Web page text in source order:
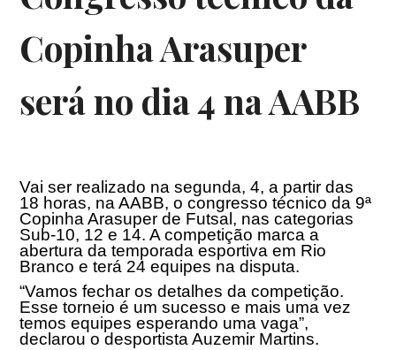
Copinha Arasuper
será no dia 4 na AABB
Vai ser realizado na segunda, 4, a partir das
18 horas, na AABB, o congresso técnico da 9ª
Copinha Arasuper de Futsal, nas categorias
Sub-10, 12 e 14. A competição marca a
abertura da temporada esportiva em Rio
Branco e terá 24 equipes na disputa.
“Vamos fechar os detalhes da competição.
Esse torneio é um sucesso e mais uma vez
temos equipes esperando uma vaga”,
declarou o desportista Auzemir Martins.